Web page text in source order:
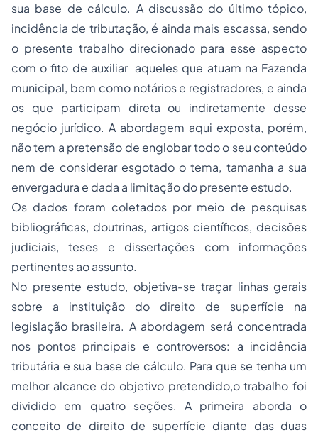
sua base de cálculo. A discussão do último tópico,
incidência de tributação, é ainda mais escassa, sendo
o presente trabalho direcionado para esse aspecto
com o fito de auxiliar aqueles que atuam na Fazenda
municipal, bem como notários e registradores, e ainda
os que participam direta ou indiretamente desse
negócio jurídico. A abordagem aqui exposta, porém,
não tem a pretensão de englobar todo o seu conteúdo
nem de considerar esgotado o tema, tamanha a sua
envergadura e dada a limitação do presente estudo.
Os dados foram coletados por meio de pesquisas
bibliográficas, doutrinas, artigos científicos, decisões
judiciais, teses e dissertações com informações
pertinentes ao assunto.
No presente estudo, objetiva-se traçar linhas gerais
sobre a instituição do direito de superfície na
legislação brasileira. A abordagem será concentrada
nos pontos principais e controversos: a incidência
tributária e sua base de cálculo. Para que se tenha um
melhor alcance do objetivo pretendido,o trabalho foi
dividido em quatro seções. A primeira aborda o
conceito de direito de superfície diante das duas